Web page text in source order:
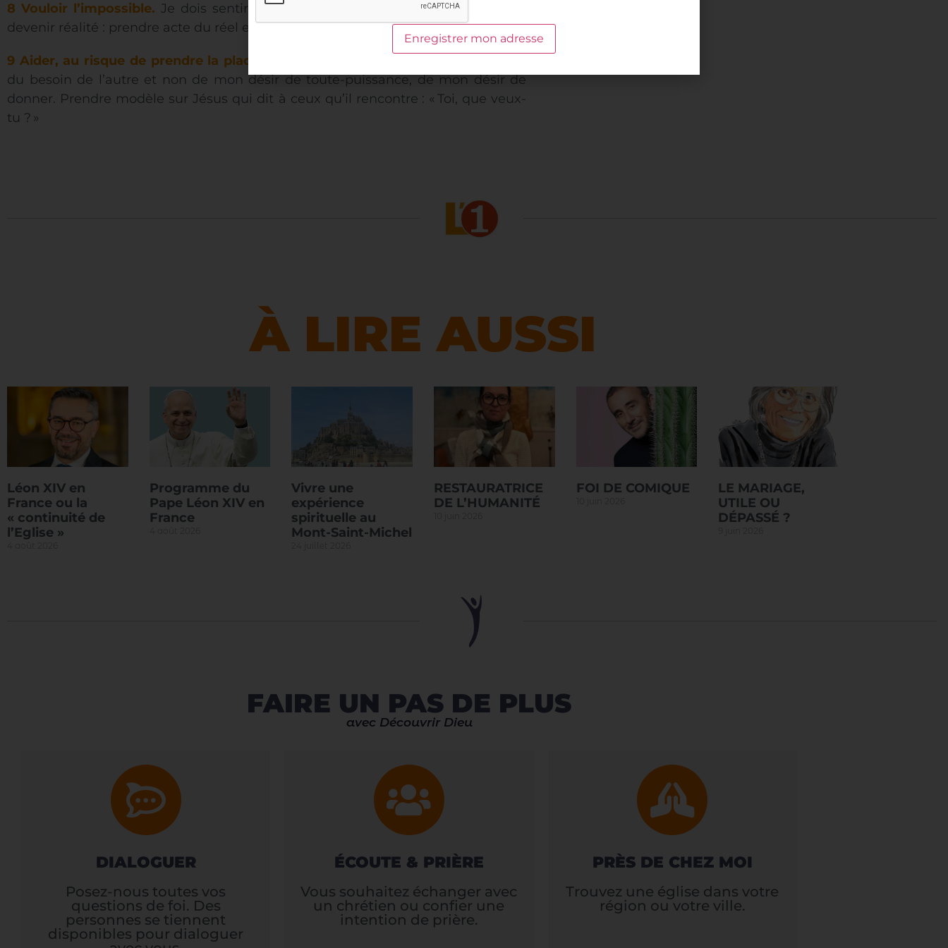
8 Vouloir l’impossible. Je dois sentir dans quelle mesure mon rêve va pouvoir
devenir réalité : prendre acte du réel et des limites de mon humanité.
9 Aider, au risque de prendre la place de l’autre.
du besoin de l’autre et non de mon désir de toute-puissance, de mon désir de
donner. Prendre modèle sur Jésus qui dit à ceux qu’il rencontre : « Toi, que veux-
tu ? »
À LIRE AUSSI
Léon XIV en
France ou la
« continuité de
l’Eglise »
Programme du
Pape Léon XIV en
France
Vivre une
expérience
spirituelle au
Mont-Saint-Michel
RESTAURATRICE
DE L’HUMANITÉ
FOI DE COMIQUE
LE MARIAGE,
UTILE OU
DÉPASSÉ ?
FAIRE UN PAS DE PLUS
avec Découvrir Dieu
DIALOGUER
Posez-nous toutes vos
questions de foi. Des
personnes se tiennent
disponibles pour dialoguer
ÉCOUTE & PRIÈRE
Vous souhaitez échanger avec
un chrétien ou confier une
intention de prière.
PRÈS DE CHEZ MOI
Trouvez une église dans votre
région ou votre ville.